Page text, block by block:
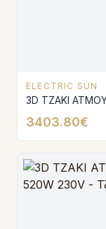
ELECTRIC SUN
3D ΤΖΑΚΙ
3403.80€